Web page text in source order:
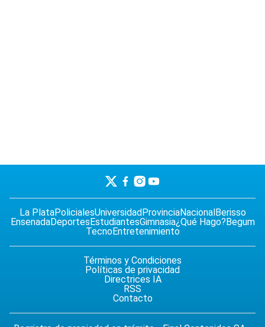
La PlataPolicialesUniversidadProvinciaNacionalBerisso
EnsenadaDeportesEstudiantesGimnasia¿Qué Hago?Begum
TecnoEntretenimiento
Términos y Condiciones
Políticas de privacidad
Directrices IA
RSS
Contacto